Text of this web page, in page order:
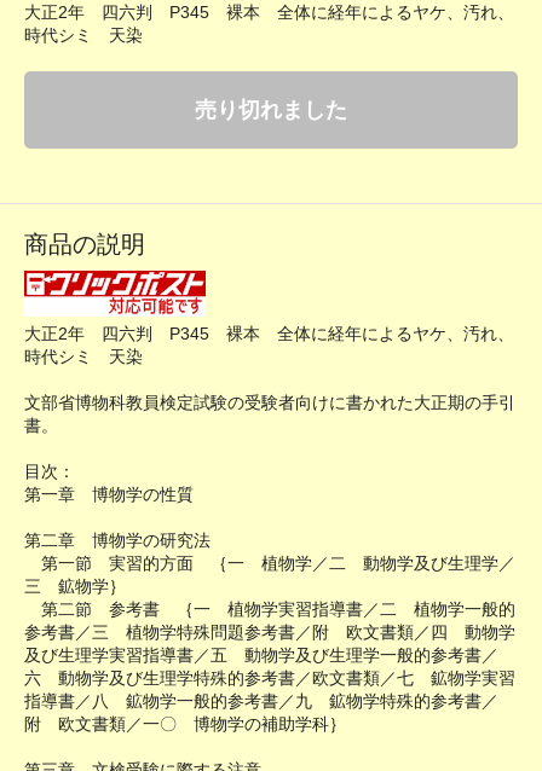
大正2年 四六判 P345 裸本 全体に経年によるヤケ、汚れ、
時代シミ 天染
売り切れました
商品の説明
大正2年 四六判 P345 裸本 全体に経年によるヤケ、汚れ、
時代シミ 天染
文部省博物科教員検定試験の受験者向けに書かれた大正期の手引
書。
目次：
第一章 博物学の性質
第二章 博物学の研究法
第一節 実習的方面 ｛一 植物学／二 動物学及び生理学／
三 鉱物学｝
第二節 参考書 ｛一 植物学実習指導書／二 植物学一般的
参考書／三 植物学特殊問題参考書／附 欧文書類／四 動物学
及び生理学実習指導書／五 動物学及び生理学一般的参考書／
六 動物学及び生理学特殊的参考書／欧文書類／七 鉱物学実習
指導書／八 鉱物学一般的参考書／九 鉱物学特殊的参考書／
附 欧文書類／一〇 博物学の補助学科｝